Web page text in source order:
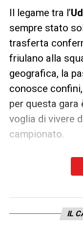
Il legame tra l’
sempre stato
trasferta
friulano alla
geografica, la
conosce
per questa gara
voglia di vivere
campionato.
Le autorità
predisponendo
in città.
IL